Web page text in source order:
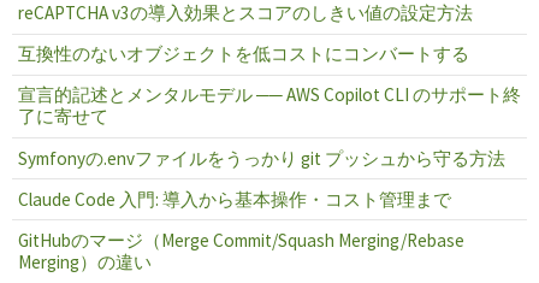
reCAPTCHA v3の導入効果とスコアのしきい値の設定方法
互換性のないオブジェクトを低コストにコンバートする
宣言的記述とメンタルモデル ── AWS Copilot CLI のサポート終
了に寄せて
Symfonyの.envファイルをうっかり git プッシュから守る方法
Claude Code 入門: 導入から基本操作・コスト管理まで
GitHubのマージ（Merge Commit/Squash Merging/Rebase
Merging）の違い